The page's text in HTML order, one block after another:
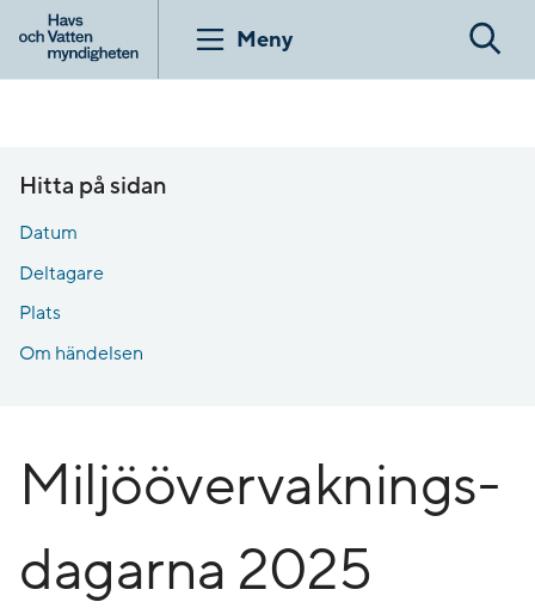
till
innehåll
Meny Sök
Hitta på sidan
Datum
Deltagare
Plats
Om händelsen
Miljöövervaknings-
dagarna 2025